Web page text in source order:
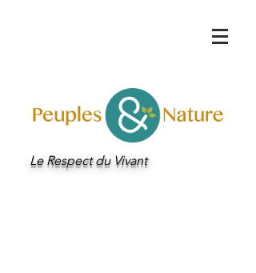
Le Respect du Vivant